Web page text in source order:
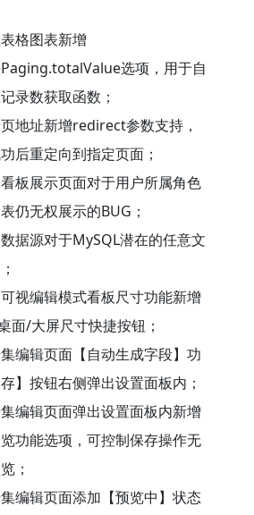
格图表新增
选项，用于自
录数获取函数；
地址新增redirect参数支持，
后重定向到指定页面；
板展示页面对于用户所属角色
仍无权展示的BUG；
据源对于MySQL潜在的任意文
视编辑模式看板尺寸功能新增
面/大屏尺寸快捷按钮；
编辑页面【自动生成字段】功
】按钮右侧弹出设置面板内；
编辑页面弹出设置面板内新增
功能选项，可控制保存操作无
；
编辑页面添加【预览中】状态